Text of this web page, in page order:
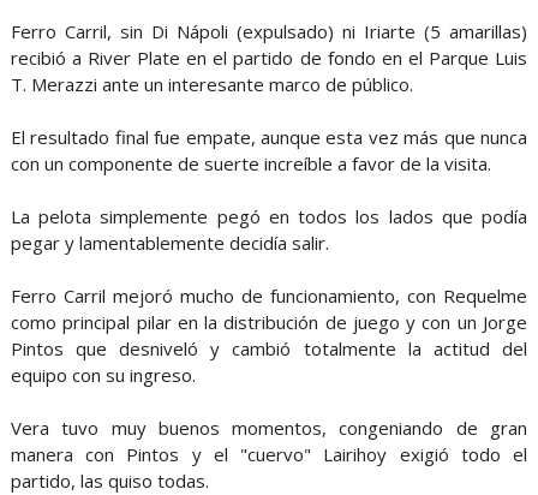
Ferro Carril, sin Di Nápoli (expulsado) ni Iriarte (5 amarillas)
recibió a River Plate en el partido de fondo en el Parque Luis
T. Merazzi ante un interesante marco de público.
El resultado final fue empate, aunque esta vez más que nunca
con un componente de suerte increíble a favor de la visita.
La pelota simplemente pegó en todos los lados que podía
pegar y lamentablemente decidía salir.
Ferro Carril mejoró mucho de funcionamiento, con Requelme
como principal pilar en la distribución de juego y con un Jorge
Pintos que desniveló y cambió totalmente la actitud del
equipo con su ingreso.
Vera tuvo muy buenos momentos, congeniando de gran
manera con Pintos y el "cuervo" Lairihoy exigió todo el
partido, las quiso todas.